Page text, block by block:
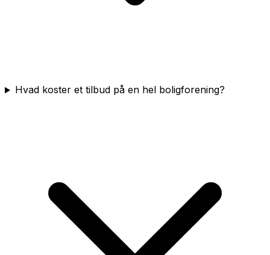
Hvad koster et tilbud på en hel boligforening?